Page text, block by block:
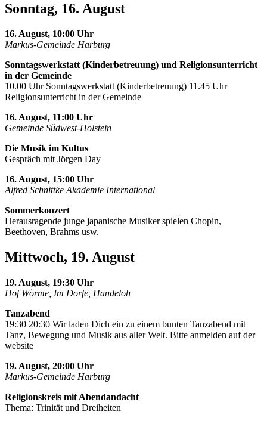
Sonntag, 16. August
16. August, 10:00 Uhr
Markus-Gemeinde Harburg
Sonntagswerkstatt (Kinderbetreuung) und Religionsunterricht
in der Gemeinde
10.00 Uhr Sonntagswerkstatt (Kinderbetreuung) 11.45 Uhr
Religionsunterricht in der Gemeinde
16. August, 11:00 Uhr
Gemeinde Südwest-Holstein
Die Musik im Kultus
Gespräch mit Jörgen Day
16. August, 15:00 Uhr
Alfred Schnittke Akademie International
Sommerkonzert
Herausragende junge japanische Musiker spielen Chopin,
Beethoven, Brahms usw.
Mittwoch, 19. August
19. August, 19:30 Uhr
Hof Wörme, Im Dorfe, Handeloh
Tanzabend
19:30 20:30 Wir laden Dich ein zu einem bunten Tanzabend mit
Tanz, Bewegung und Musik aus aller Welt. Bitte anmelden auf der
website
19. August, 20:00 Uhr
Markus-Gemeinde Harburg
Religionskreis mit Abendandacht
Thema: Trinität und Dreiheiten